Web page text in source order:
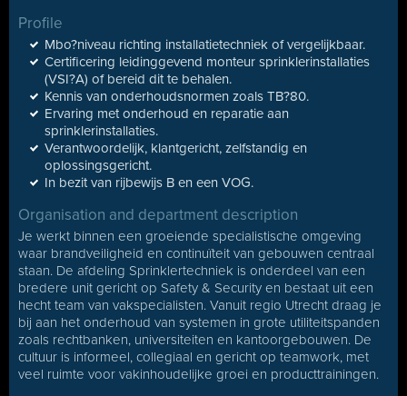
Profile
Mbo?niveau richting installatietechniek of vergelijkbaar.
Certificering leidinggevend monteur sprinklerinstallaties
(VSI?A) of bereid dit te behalen.
Kennis van onderhoudsnormen zoals TB?80.
Ervaring met onderhoud en reparatie aan
sprinklerinstallaties.
Verantwoordelijk, klantgericht, zelfstandig en
oplossingsgericht.
In bezit van rijbewijs B en een VOG.
Organisation and department description
Je werkt binnen een groeiende specialistische omgeving
waar brandveiligheid en continuïteit van gebouwen centraal
staan. De afdeling Sprinklertechniek is onderdeel van een
bredere unit gericht op Safety & Security en bestaat uit een
hecht team van vakspecialisten. Vanuit regio Utrecht draag je
bij aan het onderhoud van systemen in grote utiliteitspanden
zoals rechtbanken, universiteiten en kantoorgebouwen. De
cultuur is informeel, collegiaal en gericht op teamwork, met
veel ruimte voor vakinhoudelijke groei en producttrainingen.